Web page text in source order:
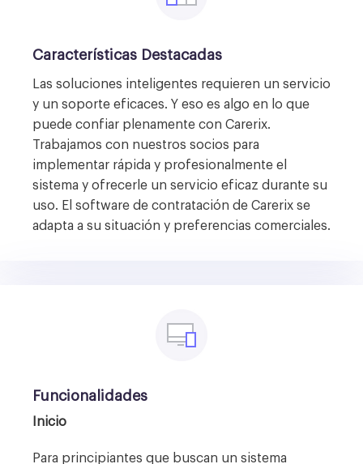
Características Destacadas
Las soluciones inteligentes requieren un servicio
y un soporte eficaces. Y eso es algo en lo que
puede confiar plenamente con Carerix.
Trabajamos con nuestros socios para
implementar rápida y profesionalmente el
sistema y ofrecerle un servicio eficaz durante su
uso. El software de contratación de Carerix se
adapta a su situación y preferencias comerciales.
Funcionalidades
Inicio
Para principiantes que buscan un sistema